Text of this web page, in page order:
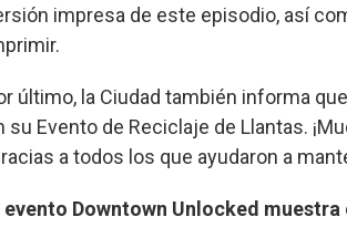
impresa de este episodio, así
último, la Ciudad también informa
su Evento de Reciclaje de Llantas.
a todos los que ayudaron a
evento Downtown Unlocked